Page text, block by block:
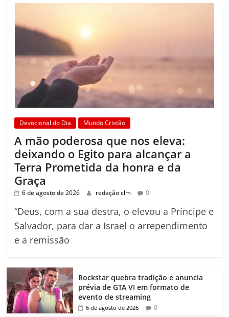
Devocional do Dia Mundo Cristão
A mão poderosa que nos eleva:
deixando o Egito para alcançar a
Terra Prometida da honra e da
Graça
6 de agosto de 2026 redação clm 0
“Deus, com a sua destra, o elevou a Príncipe e
Salvador, para dar a Israel o arrependimento
e a remissão
Rockstar quebra tradição e anuncia
prévia de GTA VI em formato de
evento de streaming
6 de agosto de 2026 0